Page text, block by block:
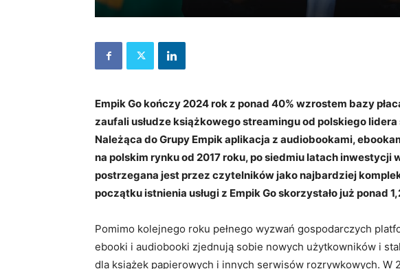
Empik Go kończy 2024 rok z ponad 40% wzrostem bazy
zaufali usłudze książkowego streamingu od polskiego
Należąca do Grupy Empik aplikacja z audiobookami,
na polskim rynku od 2017 roku, po siedmiu latach inwestycji
postrzegana jest przez czytelników jako najbardziej
początku istnienia usługi z Empik Go skorzystało już ponad
Pomimo kolejnego roku pełnego wyzwań gospodarczych
ebooki i audiobooki zjednują sobie nowych użytkowników i
dla książek papierowych i innych serwisów rozrywkowych. W